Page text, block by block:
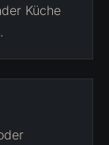
Küche